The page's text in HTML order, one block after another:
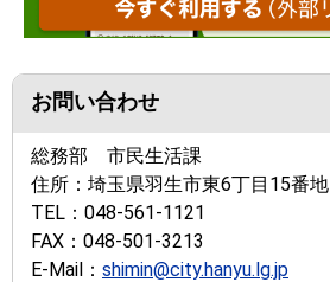
お問い合わせ
総務部 市民生活課
住所： 埼玉県羽生市東6丁目15番地
TEL： 048-561-1121
FAX： 048-501-3213
E-Mail： shimin@city.hanyu.lg.jp